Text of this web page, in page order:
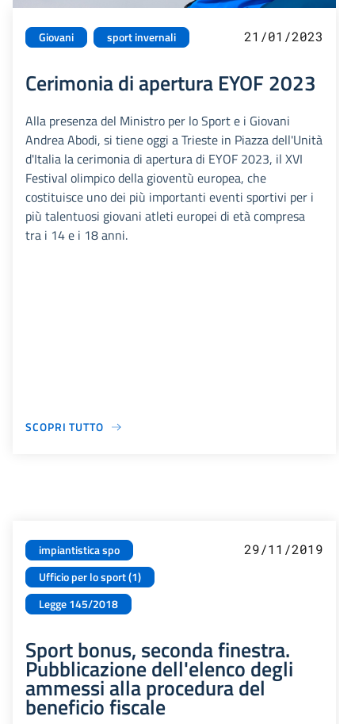
Giovani sport invernali 21/01/2023
Cerimonia di apertura EYOF 2023
Alla presenza del Ministro per lo Sport e i Giovani
Andrea Abodi, si tiene oggi a Trieste in Piazza dell'Unità
d'Italia la cerimonia di apertura di EYOF 2023, il XVI
Festival olimpico della gioventù europea, che
costituisce uno dei più importanti eventi sportivi per i
più talentuosi giovani atleti europei di età compresa
tra i 14 e i 18 anni.
SCOPRI TUTTO
impiantistica spo
Ufficio per lo sport (1)
Legge 145/2018
29/11/2019
Sport bonus, seconda finestra.
Pubblicazione dell'elenco degli
ammessi alla procedura del
beneficio fiscale